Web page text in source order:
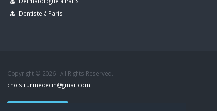
Dentiste à Paris
Copyright © 2026 . All Rights Reserved.
choisirunmedecin@gmail.com